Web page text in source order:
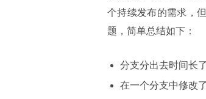
个持续发布的需求，
题，简单总结如下：
分支分出去时间长
在一个分支中修改